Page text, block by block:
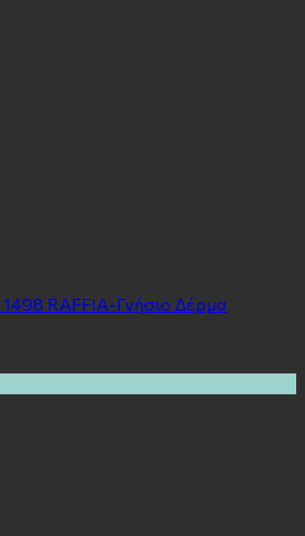
RAFFIA-Γνήσιο Δέρμα